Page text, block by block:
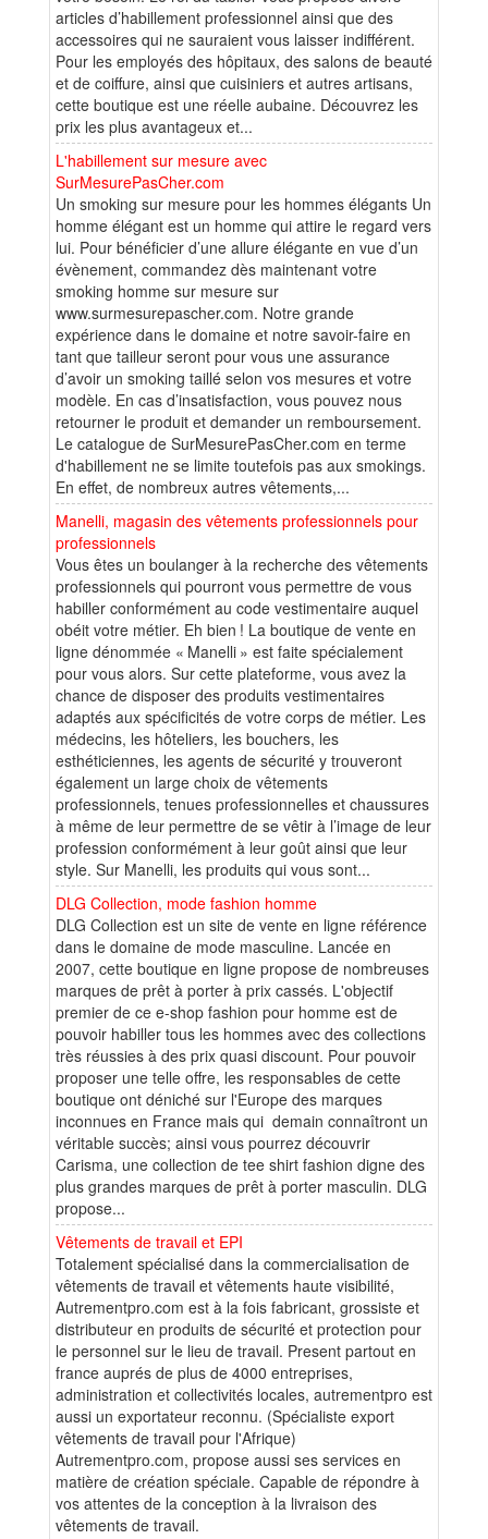
articles d’habillement professionnel ainsi que des
accessoires qui ne sauraient vous laisser indifférent.
Pour les employés des hôpitaux, des salons de beauté
et de coiffure, ainsi que cuisiniers et autres artisans,
cette boutique est une réelle aubaine. Découvrez les
prix les plus avantageux et...
L'habillement sur mesure avec
SurMesurePasCher.com
Un smoking sur mesure pour les hommes élégants Un
homme élégant est un homme qui attire le regard vers
lui. Pour bénéficier d’une allure élégante en vue d’un
évènement, commandez dès maintenant votre
smoking homme sur mesure sur
www.surmesurepascher.com. Notre grande
expérience dans le domaine et notre savoir-faire en
tant que tailleur seront pour vous une assurance
d’avoir un smoking taillé selon vos mesures et votre
modèle. En cas d’insatisfaction, vous pouvez nous
retourner le produit et demander un remboursement.
Le catalogue de SurMesurePasCher.com en terme
d'habillement ne se limite toutefois pas aux smokings.
En effet, de nombreux autres vêtements,...
Manelli, magasin des vêtements professionnels pour
professionnels
Vous êtes un boulanger à la recherche des vêtements
professionnels qui pourront vous permettre de vous
habiller conformément au code vestimentaire auquel
obéit votre métier. Eh bien ! La boutique de vente en
ligne dénommée « Manelli » est faite spécialement
pour vous alors. Sur cette plateforme, vous avez la
chance de disposer des produits vestimentaires
adaptés aux spécificités de votre corps de métier. Les
médecins, les hôteliers, les bouchers, les
esthéticiennes, les agents de sécurité y trouveront
également un large choix de vêtements
professionnels, tenues professionnelles et chaussures
à même de leur permettre de se vêtir à l’image de leur
profession conformément à leur goût ainsi que leur
style. Sur Manelli, les produits qui vous sont...
DLG Collection, mode fashion homme
DLG Collection est un site de vente en ligne référence
dans le domaine de mode masculine. Lancée en
2007, cette boutique en ligne propose de nombreuses
marques de prêt à porter à prix cassés. L'objectif
premier de ce e-shop fashion pour homme est de
pouvoir habiller tous les hommes avec des collections
très réussies à des prix quasi discount. Pour pouvoir
proposer une telle offre, les responsables de cette
boutique ont déniché sur l'Europe des marques
inconnues en France mais qui demain connaîtront un
véritable succès; ainsi vous pourrez découvrir
Carisma, une collection de tee shirt fashion digne des
plus grandes marques de prêt à porter masculin. DLG
propose...
Vêtements de travail et EPI
Totalement spécialisé dans la commercialisation de
vêtements de travail et vêtements haute visibilité,
Autrementpro.com est à la fois fabricant, grossiste et
distributeur en produits de sécurité et protection pour
le personnel sur le lieu de travail. Present partout en
france auprés de plus de 4000 entreprises,
administration et collectivités locales, autrementpro est
aussi un exportateur reconnu. (Spécialiste export
vêtements de travail pour l'Afrique)
Autrementpro.com, propose aussi ses services en
matière de création spéciale. Capable de répondre à
vos attentes de la conception à la livraison des
vêtements de travail.